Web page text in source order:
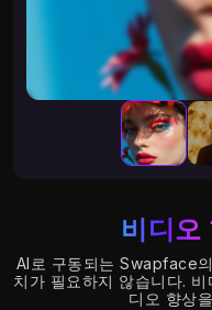
비디오
AI로 구동되는 Swapface
치가 필요하지 않습니다.
디오 향상